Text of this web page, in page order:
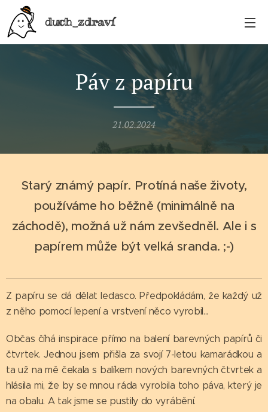
duch_zdraví
Páv z papíru
21.02.2024
Starý známý papír. Protíná naše životy,
používáme ho běžně (minimálně na
záchodě), možná už nám zevšedněl. Ale i s
papírem může být velká sranda. ;-)
Z papíru se dá dělat ledasco. Předpokládám, že každý už
z něho pomocí lepení a vrstvení něco vyrobil...
Občas číhá inspirace přímo na balení barevných papírů či
čtvrtek. Jednou jsem přišla za svojí 7-letou kamarádkou a
ta už na mě čekala s balíkem nových barevných čtvrtek a
hlásila mi, že by se mnou ráda vyrobila toho páva, který je
na obalu. A tak jsme se pustily do vyrábění.